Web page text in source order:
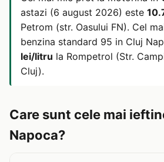
astazi (6 august 2026) este
Petrom (str. Oasului FN). Cel
benzina standard 95 in Cluj
lei/litru la Rompetrol (Str.
Cluj).
Care sunt cele mai
Napoca?